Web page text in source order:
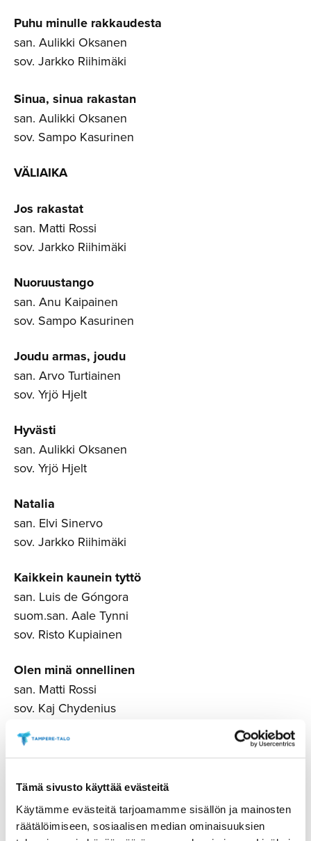
Tämä sivusto käyttää evästeitä
Käytämme evästeitä tarjoamamme sisällön ja mainosten
räätälöimiseen, sosiaalisen median ominaisuuksien
Puhu minulle rakkaudesta
san. Aulikki Oksanen
sov. Jarkko Riihimäki
Sinua, sinua rakastan
san. Aulikki Oksanen
sov. Sampo Kasurinen
VÄLIAIKA
Jos rakastat
san. Matti Rossi
sov. Jarkko Riihimäki
Nuoruustango
san. Anu Kaipainen
sov. Sampo Kasurinen
Joudu armas, joudu
san. Arvo Turtiainen
sov. Yrjö Hjelt
Hyvästi
san. Aulikki Oksanen
sov. Yrjö Hjelt
Natalia
san. Elvi Sinervo
sov. Jarkko Riihimäki
Kaikkein kaunein tyttö
san. Luis de Góngora
suom.san. Aale Tynni
sov. Risto Kupiainen
Olen minä onnellinen
san. Matti Rossi
sov. Kaj Chydenius
Laulu kuolleesta rakastetusta
san. Marja-Leena Mikkola
sov. Jarkko Riihimäki
Yö
san. V.A. Koskenniemi